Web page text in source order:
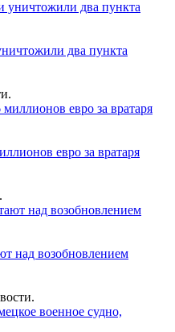
два пункта
евро за вратаря
над возобновлением